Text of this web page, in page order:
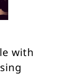
with